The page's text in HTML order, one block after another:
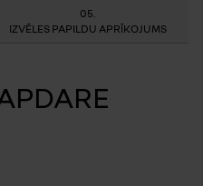
IZVĒLES PAPILDU APRĪKOJUMS